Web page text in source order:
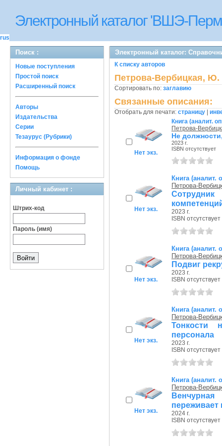
Электронный каталог 'ВШЭ-
rus
Поиск :
Новые поступления
Простой поиск
Расширенный поиск
Авторы
Издательства
Серии
Тезаурус (Рубрики)
Информация о фонде
Помощь
Личный кабинет :
Штрих-код
Пароль (имя)
Электронный каталог:
К списку авторов
Петрова-Вербицкая, Ю.
Сортировать по: заглавию
Связанные описания:
Отобрать для печати: страницу
Нет экз.
Книга (аналит.
Петрова-
Не
2023 г.
ISBN отсутствует
Нет экз.
Книга (аналит.
Петрова-
Сотрудник
2023 г.
ISBN отсутствует
Нет экз.
Книга (аналит.
Петрова-
Подвиг
2023 г.
ISBN отсутствует
Нет экз.
Книга (аналит.
Петрова-
Тонкости
персонала
2023 г.
ISBN отсутствует
Нет экз.
Книга (аналит.
Петрова-
переживает
2024 г.
ISBN отсутствует